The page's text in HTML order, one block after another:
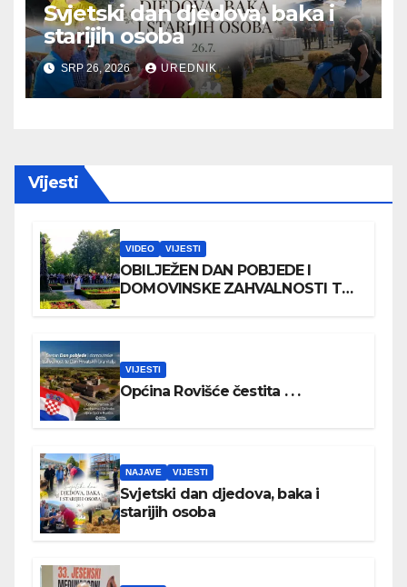
Svjetski dan djedova, baka i
starijih osoba
SRP 26, 2026 UREDNIK
Vijesti
VIDEO VIJESTI
OBILJEŽEN DAN POBJEDE I
DOMOVINSKE ZAHVALNOSTI TE
VIJESTI
Općina Rovišće čestita . . .
NAJAVE VIJESTI
Svjetski dan djedova, baka i
starijih osoba